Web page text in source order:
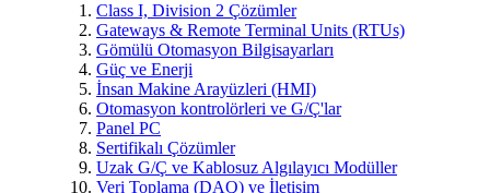
Class I, Division 2 Çözümler
Gateways & Remote Terminal Units (RTUs)
Gömülü Otomasyon Bilgisayarları
Güç ve Enerji
İnsan Makine Arayüzleri (HMI)
Otomasyon kontrolörleri ve G/Ç'lar
Panel PC
Sertifikalı Çözümler
Uzak G/Ç ve Kablosuz Algılayıcı Modüller
Veri Toplama (DAQ) ve İletişim